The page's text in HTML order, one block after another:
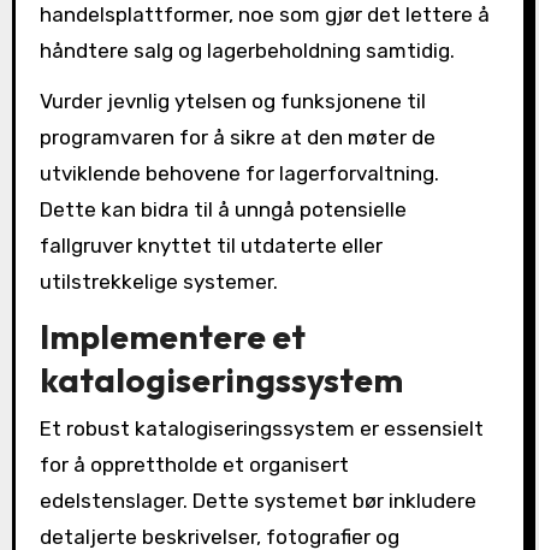
handelsplattformer, noe som gjør det lettere å
håndtere salg og lagerbeholdning samtidig.
Vurder jevnlig ytelsen og funksjonene til
programvaren for å sikre at den møter de
utviklende behovene for lagerforvaltning.
Dette kan bidra til å unngå potensielle
fallgruver knyttet til utdaterte eller
utilstrekkelige systemer.
Implementere et
katalogiseringssystem
Et robust katalogiseringssystem er essensielt
for å opprettholde et organisert
edelstenslager. Dette systemet bør inkludere
detaljerte beskrivelser, fotografier og